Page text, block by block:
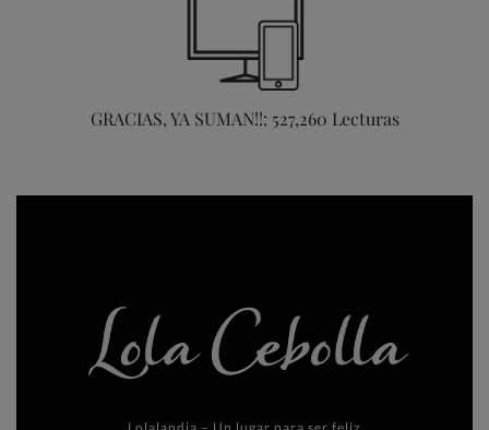
GRACIAS, YA SUMAN!!: 527,260 Lecturas